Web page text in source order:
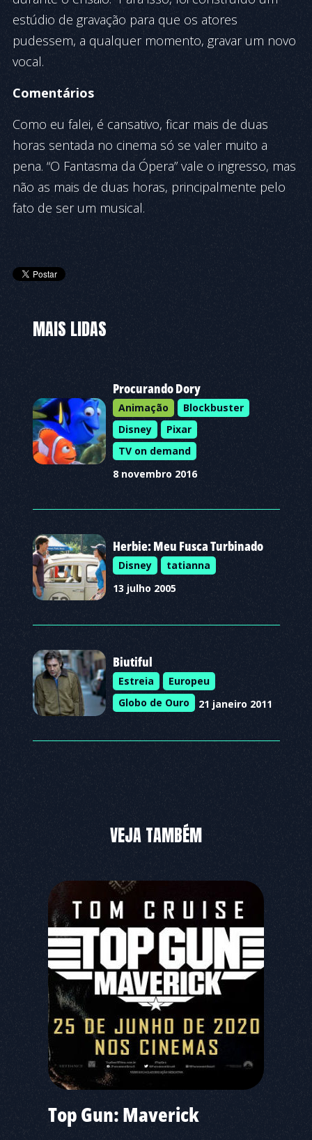
estúdio de gravação para que os atores
pudessem, a qualquer momento, gravar um novo
vocal.
Comentários
Como eu falei, é cansativo, ficar mais de duas
horas sentada no cinema só se valer muito a
pena. “O Fantasma da Ópera” vale o ingresso, mas
não as mais de duas horas, principalmente pelo
fato de ser um musical.
MAIS LIDAS
Procurando Dory
Animação
Blockbuster
Disney
Pixar
TV on demand
8 novembro 2016
Herbie: Meu Fusca Turbinado
Disney
tatianna
13 julho 2005
Biutiful
Estreia
Europeu
Globo de Ouro
21 janeiro 2011
VEJA TAMBÉM
Top Gun: Maverick